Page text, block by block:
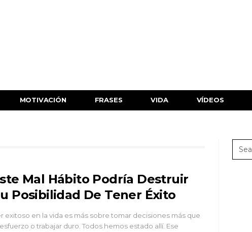
MOTIVACIÓN FRASES VIDA VÍDEOS
Mal Hábito Podría Destruir
Posibilidad De Tener Éxito
exitoso en la vida es más sobre tomar decisiones más que
o trabajar duro. Todos hemos estado allí. Ese